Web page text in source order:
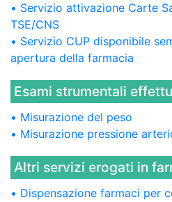
Servizio attivazione Carte
TSE/CNS
Servizio CUP disponibile
apertura della farmacia
Esami strumentali
Misurazione del peso
Misurazione pressione
Altri servizi erogati in
Dispensazione farmaci per